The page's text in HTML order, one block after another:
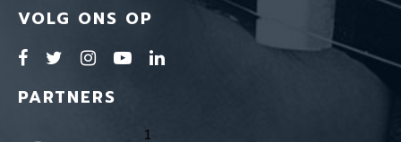
VOLG ONS OP
PARTNERS
1